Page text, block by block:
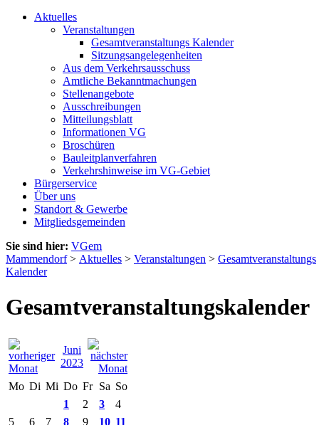
Aktuelles
Veranstaltungen
Gesamtveranstaltungs Kalender
Sitzungsangelegenheiten
Aus dem Verkehrsausschuss
Amtliche Bekanntmachungen
Stellenangebote
Ausschreibungen
Mitteilungsblatt
Informationen VG
Broschüren
Bauleitplanverfahren
Verkehrshinweise im VG-Gebiet
Bürgerservice
Über uns
Standort & Gewerbe
Mitgliedsgemeinden
Sie sind hier: VGem
Mammendorf> Aktuelles > Veranstaltungen > Gesamtveranstaltungs
Kalender
Gesamtveranstaltungskalender
Juni
2023
Mo Di Mi Do Fr Sa So
1
2 3
4
5
6 7 8 9 10 11